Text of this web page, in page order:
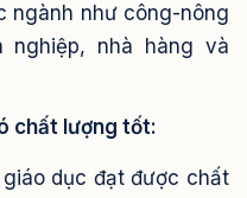
ngành như công-nông
nghiệp, nhà hàng và
chất lượng tốt:
dục đạt được chất